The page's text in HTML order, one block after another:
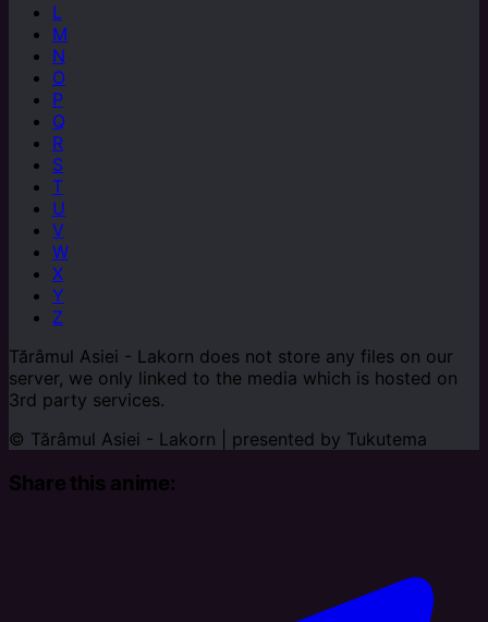
L
M
N
O
P
Q
R
S
T
U
V
W
X
Y
Z
Tărâmul Asiei - Lakorn does not store any files on our
server, we only linked to the media which is hosted on
3rd party services.
© Tărâmul Asiei - Lakorn | presented by Tukutema
Share this anime: